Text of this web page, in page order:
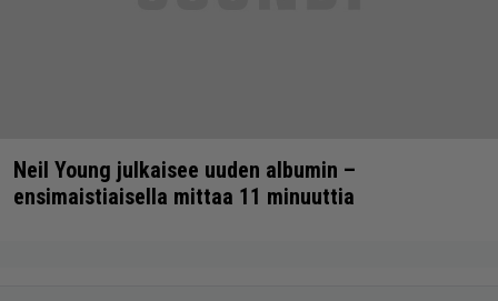
Neil Young julkaisee uuden albumin –
ensimaistiaisella mittaa 11 minuuttia